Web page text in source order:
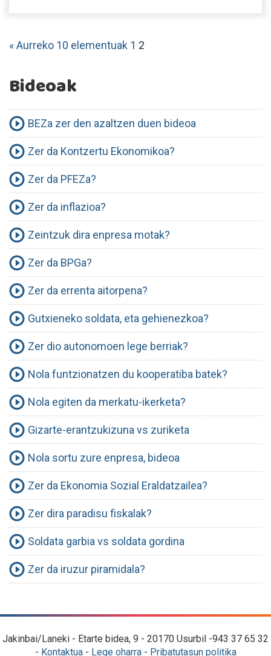
« Aurreko 10 elementuak 1 2
Bideoak
BEZa zer den azaltzen duen bideoa
Zer da Kontzertu Ekonomikoa?
Zer da PFEZa?
Zer da inflazioa?
Zeintzuk dira enpresa motak?
Zer da BPGa?
Zer da errenta aitorpena?
Gutxieneko soldata, eta gehienezkoa?
Zer dio autonomoen lege berriak?
Nola funtzionatzen du kooperatiba batek?
Nola egiten da merkatu-ikerketa?
Gizarte-erantzukizuna vs zuriketa
Nola sortu zure enpresa, bideoa
Zer da Ekonomia Sozial Eraldatzailea?
Zer dira paradisu fiskalak?
Soldata garbia vs soldata gordina
Zer da iruzur piramidala?
Jakinbai/Laneki - Etarte bidea, 9 - 20170 Usurbil -943 37 65 32
- Kontaktua- Lege oharra- Pribatutasun politika